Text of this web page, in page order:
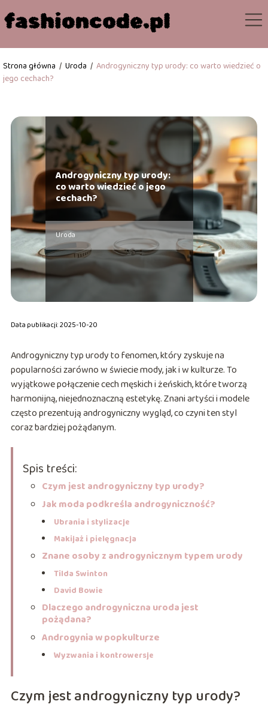
Strona główna / Uroda / Androgyniczny typ urody: co warto wiedzieć o
jego cechach?
Androgyniczny typ urody:
co warto wiedzieć o jego
cechach?
Uroda
Data publikacji: 2025-10-20
Androgyniczny typ urody to fenomen, który zyskuje na
popularności zarówno w świecie mody, jak i w kulturze. To
wyjątkowe połączenie cech męskich i żeńskich, które tworzą
harmonijną, niejednoznaczną estetykę. Znani artyści i modele
często prezentują androgyniczny wygląd, co czyni ten styl
coraz bardziej pożądanym.
Spis treści:
Czym jest androgyniczny typ urody?
Jak moda podkreśla androgyniczność?
Ubrania i stylizacje
Makijaż i pielęgnacja
Znane osoby z androgynicznym typem urody
Tilda Swinton
David Bowie
Dlaczego androgyniczna uroda jest
pożądana?
Androgynia w popkulturze
Wyzwania i kontrowersje
Czym jest androgyniczny typ urody?